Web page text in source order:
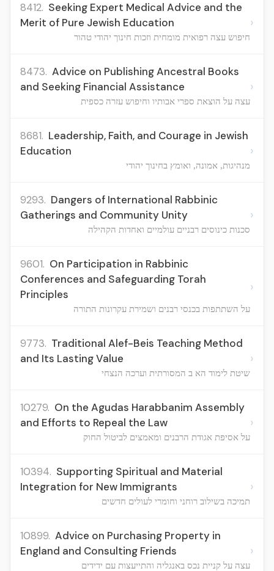
8412. Seeking Expert Medical Advice and the
Merit of Pure Jewish Education
חיפוש עצה רפואית מומחית וזכות חינוך יהודי טהור
›
8473. Advice on Publishing Ancestral Books
and Seeking Financial Assistance
עצה על הוצאת ספרי אבותיו וחיפוש עזרה כספית
›
8681. Leadership, Faith, and Courage in Jewish
Education
מנהיגות, אמונה, ואומץ בחינוך יהודי
›
9293. Dangers of International Rabbinic
Gatherings and Community Unity
סכנות כינוסים רבניים עולמיים ואחדות הקהילה
›
9601. On Participation in Rabbinic
Conferences and Safeguarding Torah
Principles
על השתתפות בכנסי רבנים ושמירת עקרונות התורה
›
9773. Traditional Alef-Beis Teaching Method
and Its Lasting Value
שיטת לימוד הא ב המסורתית וערכה הנצחי
›
10279. On the Agudas Harabbanim Assembly
and Efforts to Repeal the Law
על אסיפת אגודת הרבנים ומאמצים לביטול החוק
›
10394. Supporting Spiritual and Material
Integration for New Immigrants
תמיכה בשילוב רוחני וחומרי לעולים חדשים
›
10899. Advice on Purchasing Property in
England and Consulting Friends
עצה על קניית נכס באנגליה והתייעצות עם ידידים
›